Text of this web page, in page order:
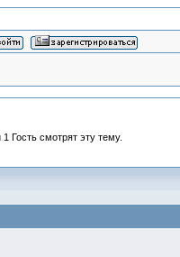
Гость смотрят эту тему.